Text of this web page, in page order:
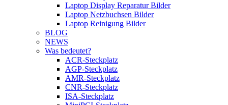
Laptop Display Reparatur Bilder
Laptop Netzbuchsen Bilder
Laptop Reinigung Bilder
BLOG
NEWS
Was bedeutet?
ACR-Steckplatz
AGP-Steckplatz
AMR-Steckplatz
CNR-Steckplatz
ISA-Steckplatz